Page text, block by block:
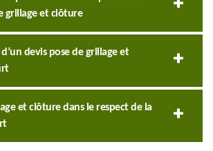
grillage et clôture
devis pose de grillage et
et clôture dans le respect de la